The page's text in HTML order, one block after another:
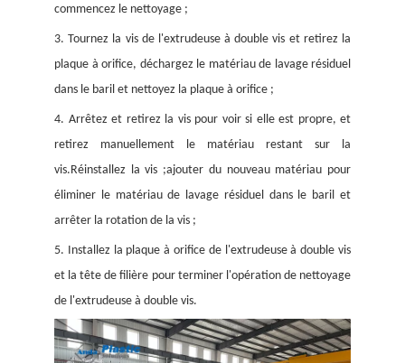
commencez le nettoyage ;
3. Tournez la vis de l'extrudeuse à double vis et retirez la
plaque à orifice, déchargez le matériau de lavage résiduel
dans le baril et nettoyez la plaque à orifice ;
4. Arrêtez et retirez la vis pour voir si elle est propre, et
retirez manuellement le matériau restant sur la
vis.Réinstallez la vis ;ajouter du nouveau matériau pour
éliminer le matériau de lavage résiduel dans le baril et
arrêter la rotation de la vis ;
5. Installez la plaque à orifice de l'extrudeuse à double vis
et la tête de filière pour terminer l'opération de nettoyage
de l'extrudeuse à double vis.